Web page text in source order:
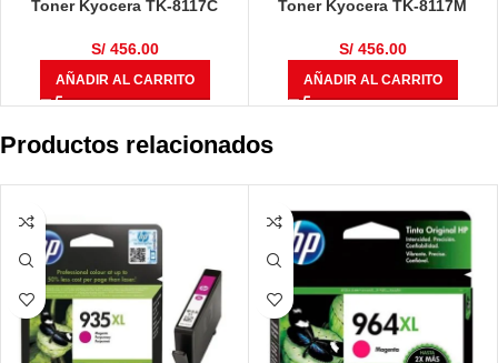
Toner Kyocera TK-8117C
M8130cidn Cyan 6,000 Páginas
S/456.00
AÑADIR AL CARRITO
Toner Kyocera TK-8117M
M8130cidn Magenta 6,000
S/456.00
AÑADIR AL CARRITO
Productos relacionados